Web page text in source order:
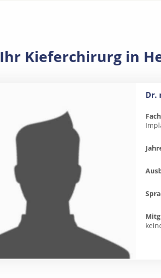
Ihr Kieferchirurg in
Dr.